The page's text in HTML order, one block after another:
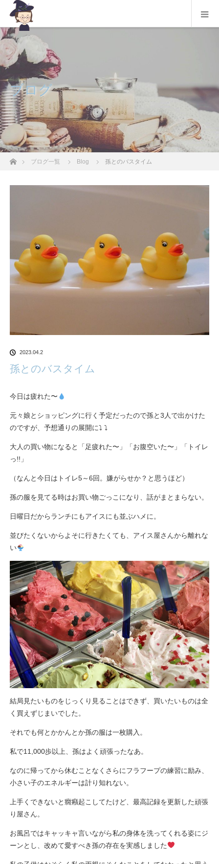
ブログ
ホームブログ一覧 Blog 孫とのバスタイム
2023.04.2
孫とのバスタイム
今日は疲れた〜
元々娘とショッピングに行く予定だったので孫と3人で出かけた
のですが、予想通りの展開に⤵︎ ⤵︎
大人の買い物になると「足疲れた〜」「お腹空いた〜」「トイレ
っ!!」
（なんと今日はトイレ5～6回。嫌がらせか？と思うほど）
孫の服を見てる時はお買い物ごっこになり、話がまとまらない。
日曜日だからランチにもアイスにも並ぶハメに。
並びたくないからよそに行きたくても、アイス屋さんから離れな
い
結局見たいものをじっくり見ることはできず、買いたいものは全
く買えずじまいでした。
それでも何とかかんとか孫の服は一枚購入。
私で11,000歩以上、孫はよく頑張ったなあ。
なのに帰ってから休むことなくさらにフラフープの練習に励み、
小さい子のエネルギーは計り知れない。
上手くできないと癇癪起こしてたけど、最高記録を更新した頑張
り屋さん。
お風呂ではキャッキャ言いながら私の身体を洗ってくれる姿にジ
ーンとし、改めて愛すべき孫の存在を実感しました